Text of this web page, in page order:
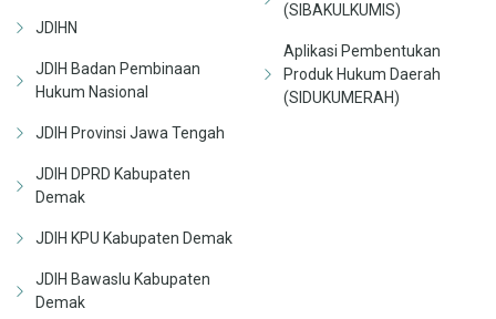
JDIHN
JDIH Badan Pembinaan
Hukum Nasional
JDIH Provinsi Jawa Tengah
JDIH DPRD Kabupaten
Demak
JDIH KPU Kabupaten Demak
JDIH Bawaslu Kabupaten
Demak
(SIBAKULKUMIS)
Aplikasi Pembentukan
Produk Hukum Daerah
(SIDUKUMERAH)